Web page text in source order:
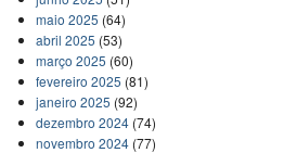
maio 2025 (64)
abril 2025 (53)
março 2025 (60)
fevereiro 2025 (81)
janeiro 2025 (92)
dezembro 2024(74)
novembro 2024(77)